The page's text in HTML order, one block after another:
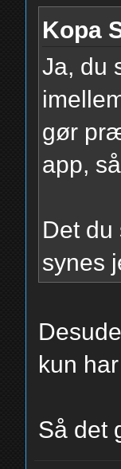
Kopa
Ja, du
gør
app,
Det du
synes
kun
Så det